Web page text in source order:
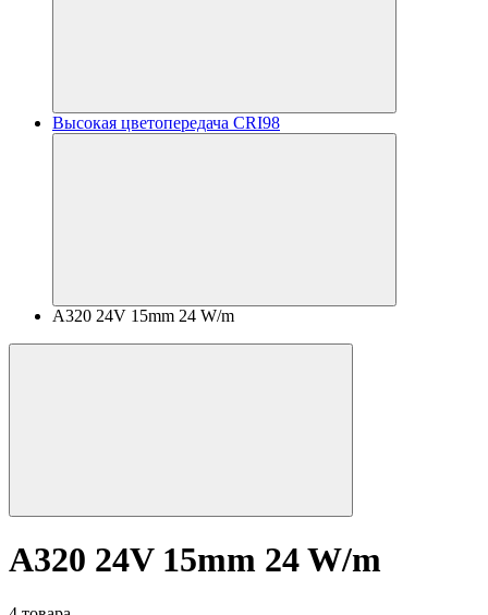
Высокая цветопередача CRI98
A320 24V 15mm 24 W/m
A320 24V 15mm 24 W/m